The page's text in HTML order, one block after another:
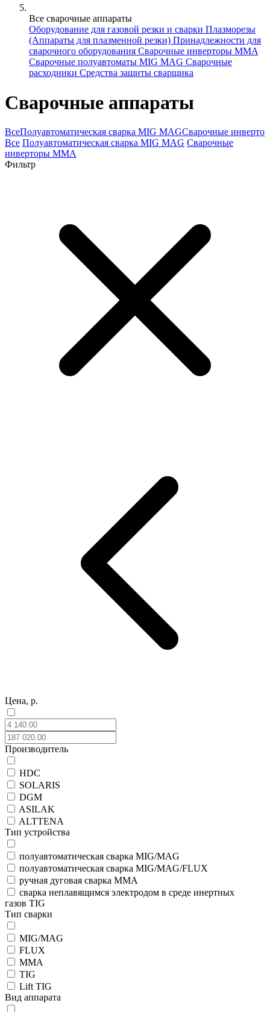
Все сварочные аппараты
Оборудование для газовой резки и сварки Плазморезы
(Аппараты для плазменной резки) Принадлежности для
сварочного оборудования Сварочные инверторы MMA
Сварочные полуавтоматы MIG MAG Сварочные
расходники Средства защиты сварщика
Сварочные аппараты
ВсеПолуавтоматическая сварка MIG MAGСварочные
Все Полуавтоматическая сварка MIG MAG Сварочные
инверторы MMA
Фильтр
Цена, р.
Производитель
HDC
SOLARIS
DGM
ASILAK
ALTTENA
Тип устройства
полуавтоматическая сварка MIG/MAG
полуавтоматическая сварка MIG/MAG/FLUX
ручная дуговая сварка MMA
сварка неплавящимся электродом в среде инертных
газов TIG
Тип сварки
MIG/MAG
FLUX
MMA
TIG
Lift TIG
Вид аппарата